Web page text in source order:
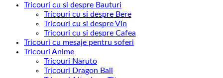
Tricouri cu si despre Bauturi
Tricouri cu si despre Bere
Tricouri cu si despre Vin
Tricouri cu si despre Cafea
Tricouri cu mesaje pentru soferi
Tricouri Anime
Tricouri Naruto
Tricouri Dragon Ball